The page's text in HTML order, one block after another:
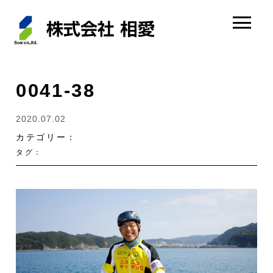
0041-38
2020.07.02
カテゴリー：
タグ：